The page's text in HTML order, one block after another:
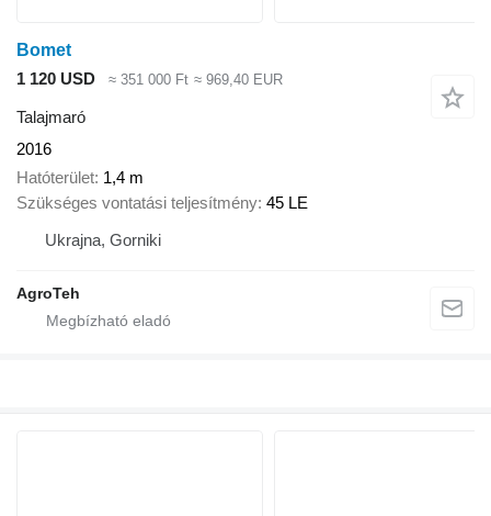
Bomet
1 120 USD
≈ 351 000 Ft ≈ 969,40 EUR
Talajmaró
2016
Hatóterület 1,4 m
Szükséges vontatási teljesítmény 45 LE
Ukrajna, Gorniki
AgroTeh